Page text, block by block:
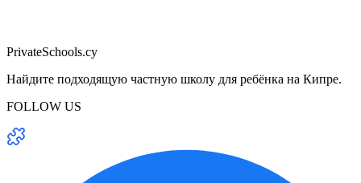
PrivateSchools.cy
Найдите подходящую частную школу для ребёнка на Кипре.
FOLLOW US